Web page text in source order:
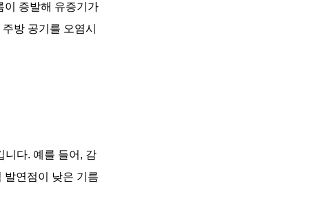
이 증발해 유증기가
방 공기를 오염시
니다. 예를 들어, 감
발연점이 낮은 기름